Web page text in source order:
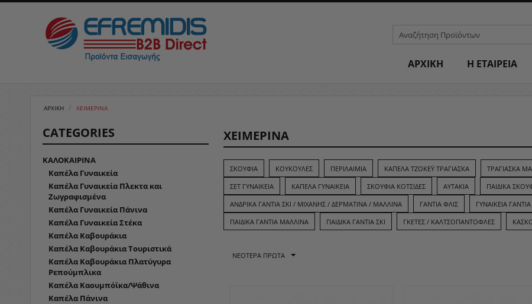
ΑΡΧΙΚΗ H ΕΤΑΙΡΕΙΑ
ΑΡΧΙΚΉ / ΧΕΙΜΕΡΙΝΑ
CATEGORIES
ΚΑΛΟΚΑΙΡΙΝΑ
Καπέλα Γυναικεία
Καπέλα Γυναικεία Πλεκτα και
Ζωγραφισμένα
Καπέλα Γυναικεία Πάνινα
Καπέλα Γυναικεία Στέκα
Καπέλα Καβουράκια
Καπέλα Καβουράκια Τουριστικά
Καπέλα Καβουράκια Πλατύγυρα
Ρεπούμπλικα
Καπέλα Καουμπόϊκα/Ψάθινα
Καπέλα Πάνινα
ΧΕΙΜΕΡΙΝΑ
ΣΚΟΥΦΙΆ ΚΟΥΚΟΎΛΕΣ ΠΕΡΙΛΑΊΜΙΑ ΚΑΠΈΛΑ ΤΖΟΚΕΫ ΤΡΑΓΙΑΣΚΑ ΤΡΑΓΙΑΣΚΑ
ΣΕΤ ΓΥΝΑΙΚΕΊΑ
ΚΑΠΈΛΑ ΓΥΝΑΙΚΕΊΑ ΣΚΟΥΦΙΆ ΚΟΤΣΊΔΕΣ ΑΥΤΆΚΙΑ ΠΑΙΔΙΚΆ
ΑΝΔΡΙΚΆ ΓΆΝΤΙΑ ΣΚΊ / ΜΙΧΑΝΉΣ / ΔΕΡΜΆΤΙΝΑ / ΜΆΛΛΙΝΑ
ΓΆΝΤΙΑ ΦΛΙΣ ΓΥΝΑΙΚΕΊΑ
ΠΑΙΔΙΚΆ ΓΆΝΤΙΑ ΜΆΛΛΙΝΑ
ΠΑΙΔΙΚΆ ΓΆΝΤΙΑ ΣΚΊ ΓΚΈΤΕΣ / ΚΑΛΤΣΟΠΑΝΤΌΦΛΕΣ
ΝΕΌΤΕΡΑ ΠΡΏΤΑ